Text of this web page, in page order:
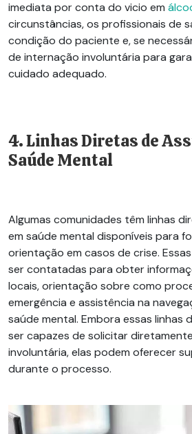
imediata por conta do vicio em
circunstâncias, os profissionais de
condição do paciente e, se
de internação involuntária para
cuidado adequado.
4. Linhas Diretas de
Saúde Mental
Algumas comunidades têm linhas
em saúde mental disponíveis para
orientação em casos de crise.
ser contatadas para obter
locais, orientação sobre como
emergência e assistência na
saúde mental. Embora essas linhas
ser capazes de solicitar
involuntária, elas podem oferecer
durante o processo.